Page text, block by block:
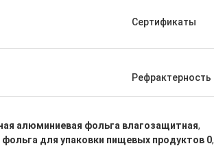
Сертификаты
Рефрактерность
алюминиевая фольга влагозащитная,
для упаковки пищевых продуктов 0,